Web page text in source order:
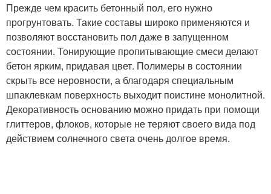
Прежде чем красить бетонный пол, его нужно
прогрунтовать. Такие составы широко применяются и
позволяют восстановить пол даже в запущенном
состоянии. Тонирующие пропитывающие смеси делают
бетон ярким, придавая цвет. Полимеры в состоянии
скрыть все неровности, а благодаря специальным
шпаклевкам поверхность выходит поистине монолитной.
Декоративность основанию можно придать при помощи
глиттеров, флоков, которые не теряют своего вида под
действием солнечного света очень долгое время.